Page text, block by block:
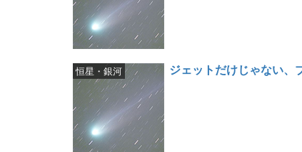
ジェットだけじゃない、
恒星・銀河